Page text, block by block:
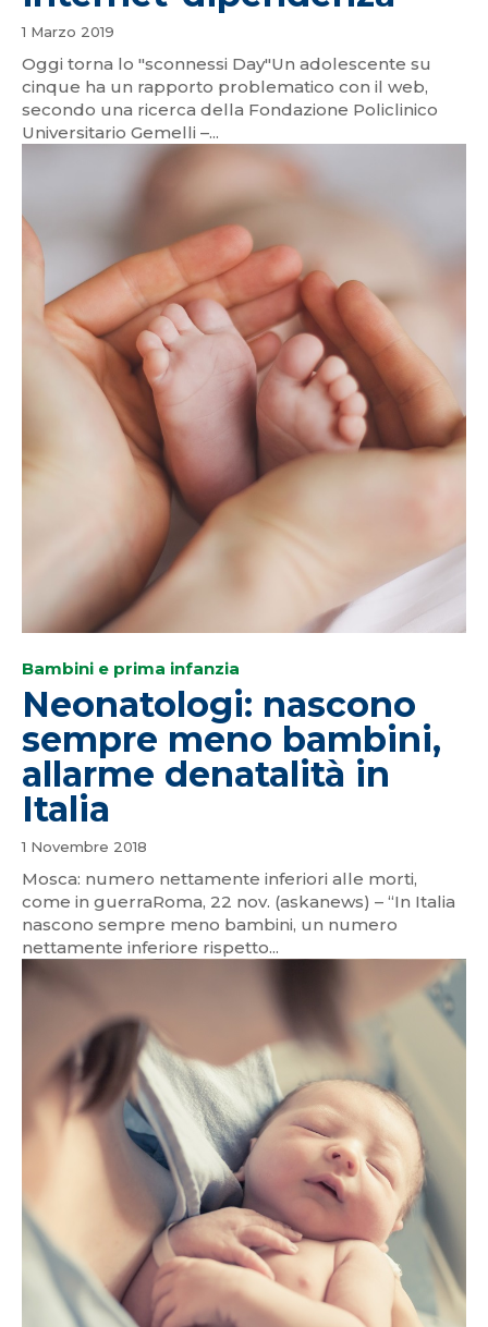
1 Marzo 2019
Oggi torna lo "sconnessi Day"Un adolescente su
cinque ha un rapporto problematico con il web,
secondo una ricerca della Fondazione Policlinico
Universitario Gemelli –...
Bambini e prima infanzia
Neonatologi: nascono
sempre meno bambini,
allarme denatalità in
Italia
1 Novembre 2018
Mosca: numero nettamente inferiori alle morti,
come in guerraRoma, 22 nov. (askanews) – “In Italia
nascono sempre meno bambini, un numero
nettamente inferiore rispetto...